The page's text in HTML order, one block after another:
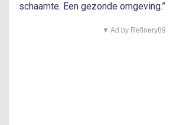
schaamte. Een gezonde omgeving.”
▼ Ad by Refinery89